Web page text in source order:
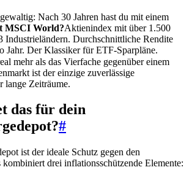
Nach 30 Jahren hast du mit einem
MSCI World?Aktienindex mit über 1.500
Industrieländern. Durchschnittliche Rendite
Jahr. Der Klassiker für ETF-Sparpläne.
mehr als das Vierfache gegenüber einem
ist der einzige zuverlässige
lange Zeiträume.
das für dein
#
ist der ideale Schutz gegen den
drei inflationsschützende Elemente: